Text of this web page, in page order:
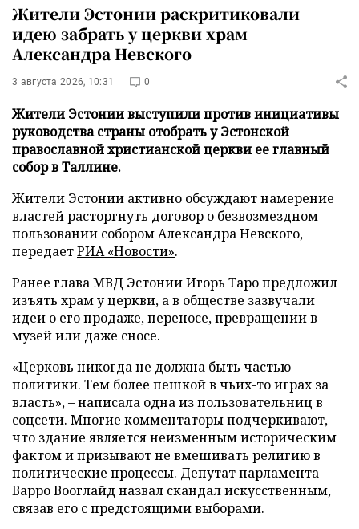
Жители Эстонии раскритиковали
идею забрать у церкви храм
Александра Невского
3 августа 2026, 10:31 0
Жители Эстонии выступили против инициативы
руководства страны отобрать у Эстонской
православной христианской церкви ее главный
собор в Таллине.
Жители Эстонии активно обсуждают намерение
властей расторгнуть договор о безвозмездном
пользовании собором Александра Невского,
передаетРИА «Новости».
Ранее глава МВД Эстонии Игорь Таро предложил
изъять храм у церкви, а в обществе зазвучали
идеи о его продаже, переносе, превращении в
музей или даже сносе.
«Церковь никогда не должна быть частью
политики. Тем более пешкой в чьих-то играх за
власть», – написала одна из пользовательниц в
соцсети. Многие комментаторы подчеркивают,
что здание является неизменным историческим
фактом и призывают не вмешивать религию в
политические процессы. Депутат парламента
Варро Вооглайд назвал скандал искусственным,
связав его с предстоящими выборами.